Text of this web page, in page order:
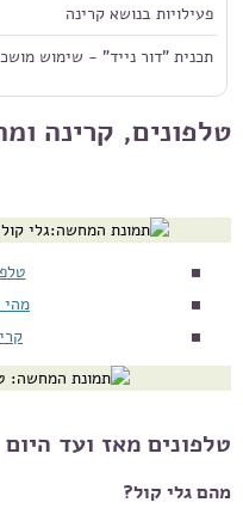
פעילויות בנושא קרינה
תכנית "דור נייד" - שימוש
טלפונים, קרינה
מהי
טלפונים מאז ועד היום
מהם גלי קול?